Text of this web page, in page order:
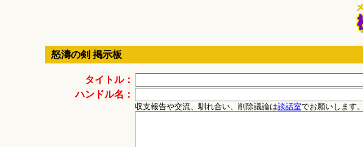
怒濤の剣 掲示板
タイトル：
ハンドル名：
収支報告や交流、馴れ合い、削除議論は談話室でお願いします。